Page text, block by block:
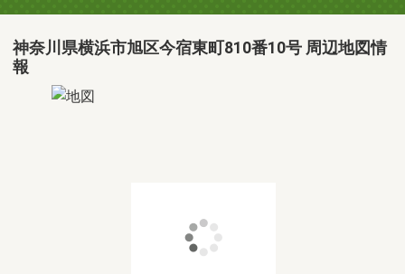
神奈川県横浜市旭区今宿東町810番10号 周辺地図情
報